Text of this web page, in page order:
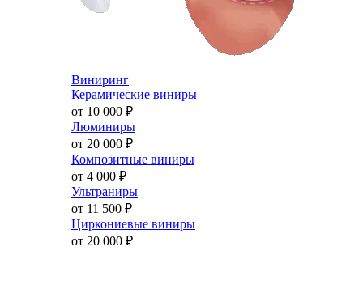
Виниринг
Керамические виниры
от 10 000 ₽
Люминиры
от 20 000 ₽
Композитные виниры
от 4 000 ₽
Ультраниры
от 11 500 ₽
Циркониевые виниры
от 20 000 ₽